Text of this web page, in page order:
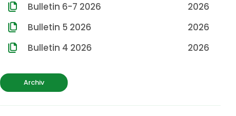
Bulletin 6-7 2026
2026
Bulletin 5 2026
2026
Bulletin 4 2026
2026
Archiv